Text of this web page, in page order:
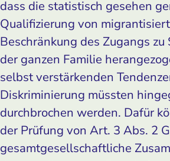
dass die statistisch gesehen
Qualifizierung von
Beschränkung des Zugangs
der ganzen Familie
selbst verstärkenden
Diskriminierung müssten
durchbrochen werden. Dafür
der Prüfung von Art. 3 Abs. 2
gesamtgesellschaftliche